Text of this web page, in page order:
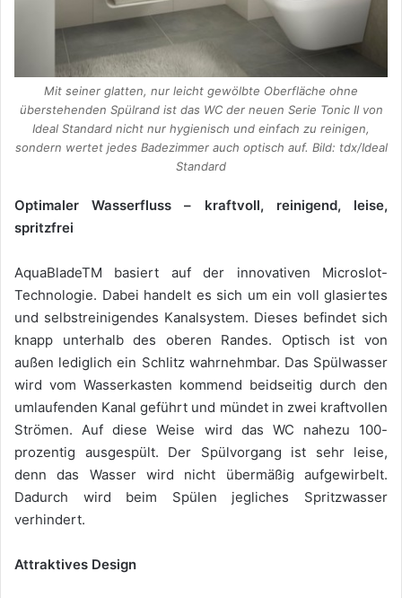
Mit seiner glatten, nur leicht gewölbte Oberfläche ohne
überstehenden Spülrand ist das WC der neuen Serie Tonic II von
Ideal Standard nicht nur hygienisch und einfach zu reinigen,
sondern wertet jedes Badezimmer auch optisch auf. Bild: tdx/Ideal
Standard
Optimaler Wasserfluss – kraftvoll, reinigend, leise,
spritzfrei
AquaBladeTM basiert auf der innovativen Microslot-
Technologie. Dabei handelt es sich um ein voll glasiertes
und selbstreinigendes Kanalsystem. Dieses befindet sich
knapp unterhalb des oberen Randes. Optisch ist von
außen lediglich ein Schlitz wahrnehmbar. Das Spülwasser
wird vom Wasserkasten kommend beidseitig durch den
umlaufenden Kanal geführt und mündet in zwei kraftvollen
Strömen. Auf diese Weise wird das WC nahezu 100-
prozentig ausgespült. Der Spülvorgang ist sehr leise,
denn das Wasser wird nicht übermäßig aufgewirbelt.
Dadurch wird beim Spülen jegliches Spritzwasser
verhindert.
Attraktives Design